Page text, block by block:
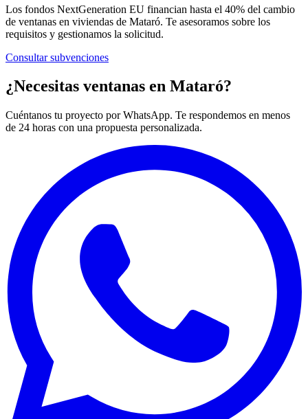
Los fondos NextGeneration EU financian hasta el 40% del cambio
de ventanas en viviendas de Mataró. Te asesoramos sobre los
requisitos y gestionamos la solicitud.
Consultar subvenciones
¿Necesitas ventanas en Mataró?
Cuéntanos tu proyecto por WhatsApp. Te respondemos en menos
de 24 horas con una propuesta personalizada.